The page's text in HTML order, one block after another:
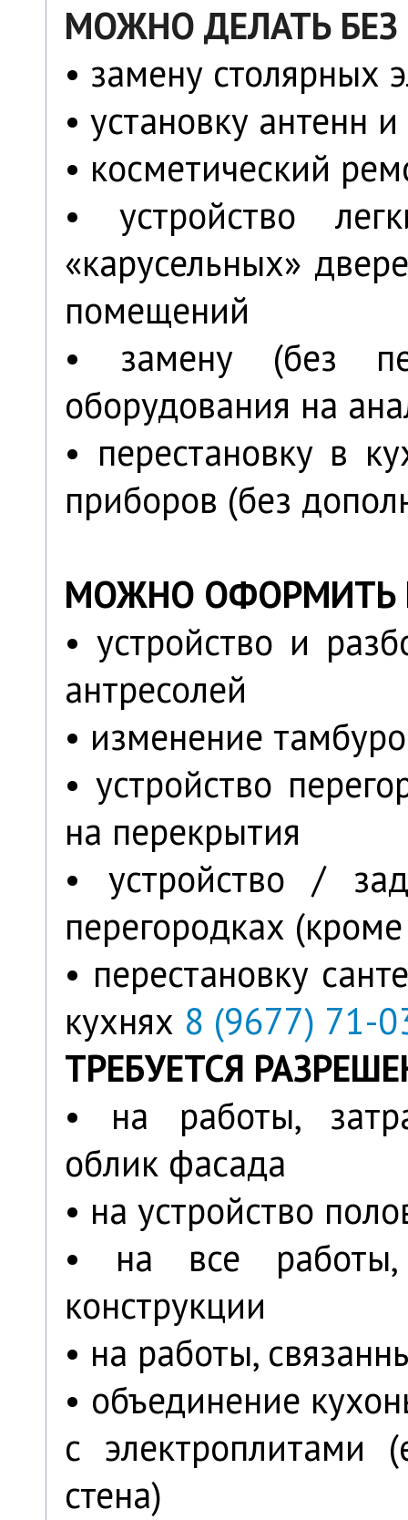
МОЖНО ДЕЛАТЬ БЕЗ
• замену столярных
• установку антенн
• косметический
• устройство
«карусельных»
помещений
• замену (без
оборудования на
• перестановку в
приборов (без
МОЖНО ОФОРМИТЬ
• устройство и
антресолей
• изменение
• устройство
на перекрытия
• устройство /
перегородках
• перестановку
кухнях 8 (9677) 71-
ТРЕБУЕТСЯ
• на работы,
облик фасада
• на устройство
• на все работы,
конструкции
• на работы,
• объединение
с электроплитами
стена)